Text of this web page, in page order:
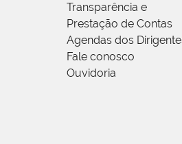
Transparência e
Prestação de Contas
Agendas dos
Fale conosco
Ouvidoria